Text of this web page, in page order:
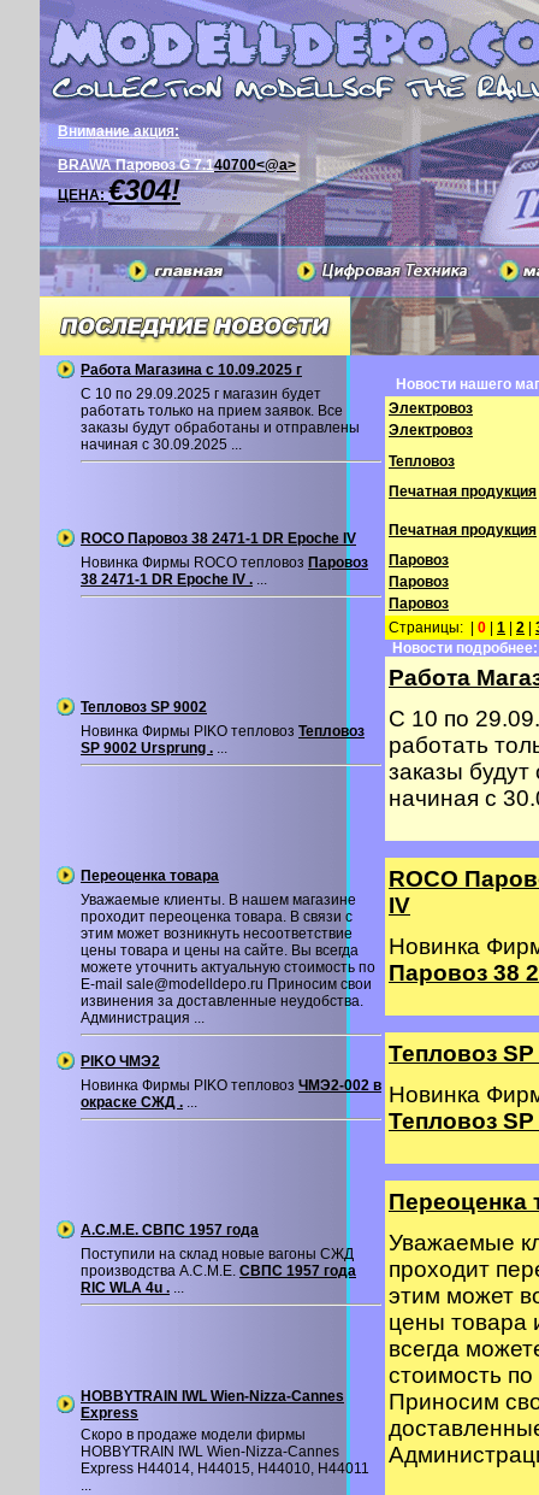
Внимание акция:
BRAWA Паровоз G 7.140700<@a>
ЦЕНА:€304!
Работа Магазина с 10.09.2025 г
С 10 по 29.09.2025 г магазин будет
работать только на прием заявок. Все
заказы будут обработаны и отправлены
начиная с 30.09.2025 ...
ROCO Паровоз 38 2471-1 DR Epoche IV
Новинка Фирмы ROCO тепловоз Паровоз
38 2471-1 DR Epoche IV . ...
Тепловоз SP 9002
Новинка Фирмы PIKO тепловоз Тепловоз
SP 9002 Ursprung . ...
Переоценка товара
Уважаемые клиенты. В нашем магазине
проходит переоценка товара. В связи с
этим может возникнуть несоответствие
цены товара и цены на сайте. Вы всегда
можете уточнить актуальную стоимость по
E-mail sale@modelldepo.ru Приносим свои
извинения за доставленные неудобства.
Администрация ...
PIKO ЧМЭ2
Новинка Фирмы PIKO тепловоз ЧМЭ2-002 в
окраске СЖД . ...
A.C.M.E. СВПС 1957 года
Поступили на склад новые вагоны СЖД
производства A.C.M.E. СВПС 1957 года
RIC WLA 4u . ...
HOBBYTRAIN IWL Wien-Nizza-Cannes
Express
Скоро в продаже модели фирмы
HOBBYTRAIN IWL Wien-Nizza-Cannes
Express H44014, H44015, H44010, H44011
...
Новости нашего
Электровоз
Электровоз
Тепловоз
Печатная продукция
Печатная продукция
Паровоз
Паровоз
Паровоз
Страницы: | 0 1 2
Новости подробнее:
Работа
С 10 по
работать
заказы
начиная с
ROCO
IV
Новинка
Паровоз 38
Тепловоз SP
Новинка
Тепловоз
Переоценка
Уважаемые
проходит
этим может
цены товара
всегда
стоимость
Приносим